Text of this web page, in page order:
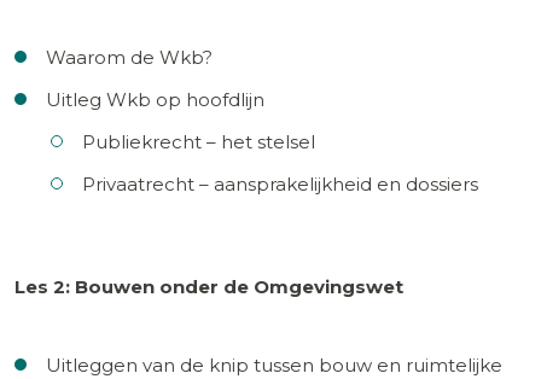
Waarom de Wkb?
Uitleg Wkb op hoofdlijn
Publiekrecht – het stelsel
Privaatrecht – aansprakelijkheid en dossiers
Les 2: Bouwen onder de Omgevingswet
Uitleggen van de knip tussen bouw en ruimtelijke